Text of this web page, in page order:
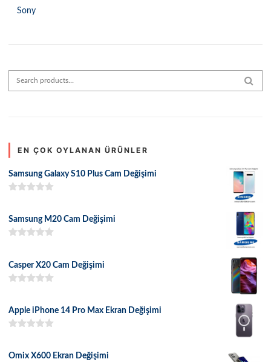
Sony
Search for:
EN ÇOK OYLANAN ÜRÜNLER
Samsung Galaxy S10 Plus Cam Değişimi
Samsung M20 Cam Değişimi
Casper X20 Cam Değişimi
Apple iPhone 14 Pro Max Ekran Değişimi
Omix X600 Ekran Değişimi